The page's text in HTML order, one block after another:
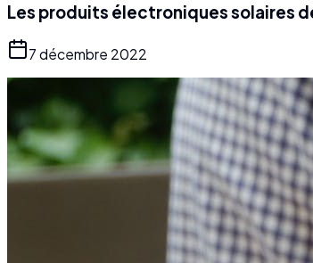
Les produits électroniques solaires
7 décembre 2022